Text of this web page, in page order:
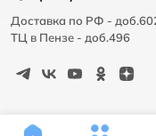
Доставка по РФ -
ТЦ в Пензе - доб.496